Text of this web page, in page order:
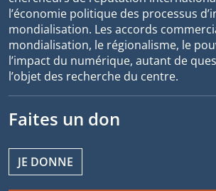
l’économie politique des processus
mondialisation. Les accords
mondialisation, le régionalisme, le
l’impact du numérique, autant de
l’objet des recherche du centre.
Faites un don
JE DONNE